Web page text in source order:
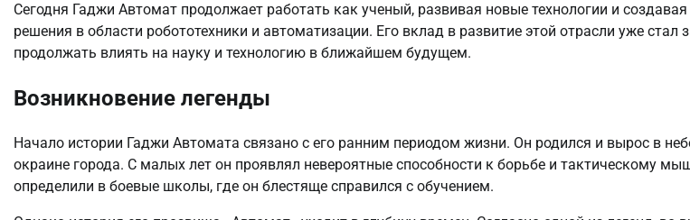
Сегодня Гаджи Автомат продолжает работать как ученый, развивая новые технологии и
решения в области робототехники и автоматизации. Его вклад в развитие этой отрасли уже
продолжать влиять на науку и технологию в ближайшем будущем.
Возникновение легенды
Начало истории Гаджи Автомата связано с его ранним периодом жизни. Он родился и вырос в
окраине города. С малых лет он проявлял невероятные способности к борьбе и тактическому
определили в боевые школы, где он блестяще справился с обучением.